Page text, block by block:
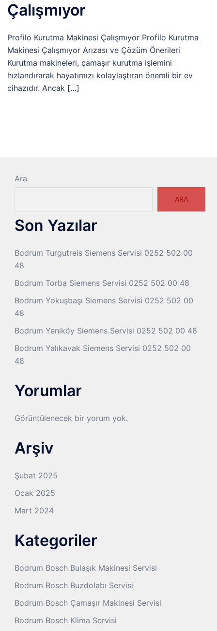
Çalışmıyor
Profilo Kurutma Makinesi Çalışmıyor Profilo Kurutma
Makinesi Çalışmıyor Arızası ve Çözüm Önerileri
Kurutma makineleri, çamaşır kurutma işlemini
hızlandırarak hayatımızı kolaylaştıran önemli bir ev
cihazıdır. Ancak […]
Ara
ARA
Son Yazılar
Bodrum Turgutreis Siemens Servisi 0252 502 00
48
Bodrum Torba Siemens Servisi 0252 502 00 48
Bodrum Yokuşbaşı Siemens Servisi 0252 502 00
48
Bodrum Yeniköy Siemens Servisi 0252 502 00 48
Bodrum Yalıkavak Siemens Servisi 0252 502 00
48
Yorumlar
Görüntülenecek bir yorum yok.
Arşiv
Şubat 2025
Ocak 2025
Mart 2024
Kategoriler
Bodrum Bosch Bulaşık Makinesi Servisi
Bodrum Bosch Buzdolabı Servisi
Bodrum Bosch Çamaşır Makinesi Servisi
Bodrum Bosch Klima Servisi